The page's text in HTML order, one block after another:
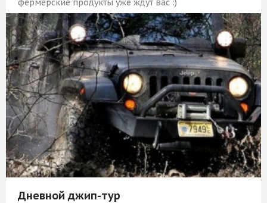
фермерские продукты уже ждут вас :)
11 909 Р КУПИТЬ
Дневной джип-тур